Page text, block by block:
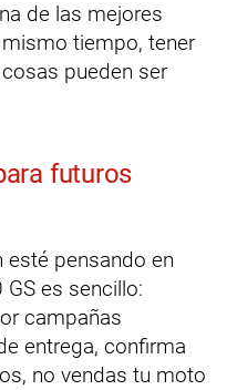
de las mejores
tiempo, tener
pueden ser
futuros
esté pensando en
es sencillo:
campañas
entrega, confirma
no vendas tu moto